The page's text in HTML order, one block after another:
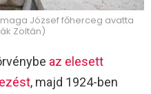
József főherceg avatta
Zoltán)
az elesett
, majd 1924-ben